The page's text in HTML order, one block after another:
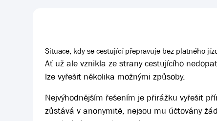
Situace, kdy se cestující přepravuje bez platného
Ať už ale vznikla ze strany cestujícího
lze vyřešit několika možnými způsoby.
Nejvýhodnějším řešením je přirážku vyřešit
zůstává v anonymitě, nejsou mu účtovány